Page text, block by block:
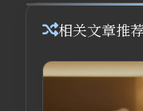
相关文章推